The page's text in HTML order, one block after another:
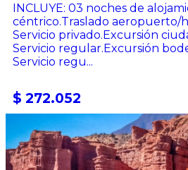
INCLUYE: 03 noches de
céntrico.Traslado aeropuerto/
Servicio privado.Excursión
Servicio regular.Excursión
Servicio regu...
$ 272.052